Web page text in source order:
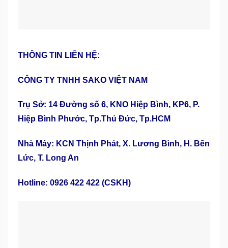
THÔNG TIN LIÊN HỆ:
CÔNG TY TNHH SAKO VIỆT NAM
Trụ Sở: 14 Đường số 6, KNO Hiệp Bình, KP6, P.
Hiệp Bình Phước, Tp.Thủ Đức, Tp.HCM
Nhà Máy: KCN Thịnh Phát, X. Lương Bình, H. Bến
Lức, T. Long An
Hotline: 0926 422 422 (CSKH)